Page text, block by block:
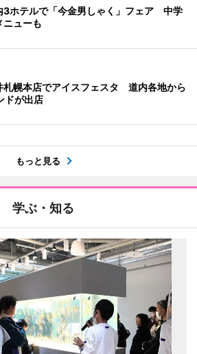
3ホテルで「今金男しゃく」フェア 中学
ニューも
札幌本店でアイスフェスタ 道内各地から
ドが出店
もっと見る
学ぶ・知る